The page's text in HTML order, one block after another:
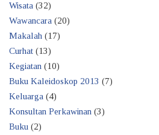
Wisata (32)
Wawancara (20)
Makalah (17)
Curhat (13)
Kegiatan (10)
Buku Kaleidoskop 2013 (7)
Keluarga (4)
Konsultan Perkawinan (3)
Buku (2)